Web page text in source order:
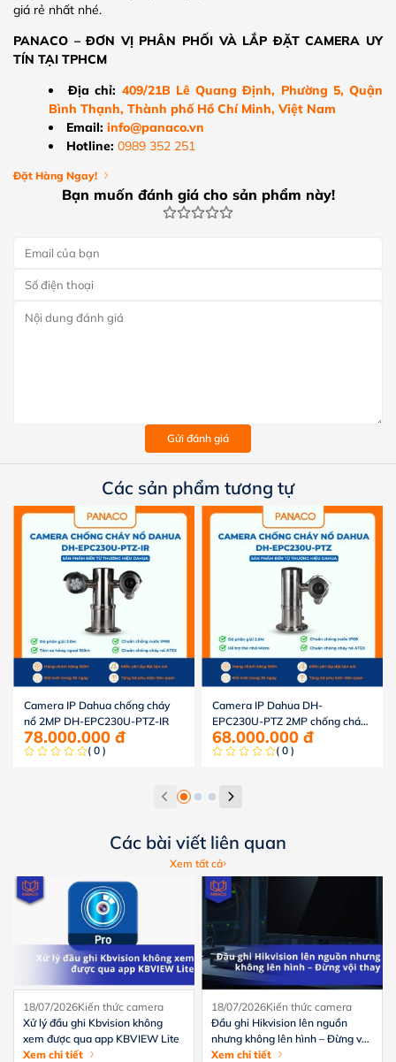
giá rẻ nhất nhé.
PANACO – ĐƠN VỊ PHÂN PHỐI VÀ LẮP ĐẶT CAMERA UY
TÍN TẠI TPHCM
Địa chỉ: 409/21B Lê Quang Định, Phường 5, Quận
Bình Thạnh, Thành phố Hồ Chí Minh, Việt Nam
Email: info@panaco.vn
Hotline: 0989 352 251
Đặt Hàng Ngay!
Bạn muốn đánh giá cho sản phẩm này!
Gửi đánh giá
Các sản phẩm tương tự
Camera IP Dahua chống cháy
nổ 2MP DH-EPC230U-PTZ-IR
78.000.000 đ
( 0 )
Camera IP Dahua DH-
EPC230U-PTZ 2MP chống cháy
nổ
68.000.000 đ
( 0 )
Các bài viết liên quan
Xem tất cả
18/07/2026Kiến thức camera
Xử lý đầu ghi Kbvision không
xem được qua app KBVIEW Lite
Xem chi tiết
18/07/2026Kiến thức camera
Đầu ghi Hikvision lên nguồn
nhưng không lên hình – Đừng vội
thay
Xem chi tiết